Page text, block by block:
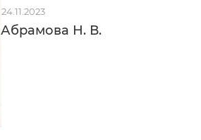
24.11.2023
Абрамова Н. В.